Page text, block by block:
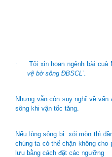
· Tôi xin hoan ngênh bàì cuả
vệ bờ sông ĐBSCL ’.
Nhưng vẫn còn suy nghĩ về
sông khi vận tốc tăng.
Nếu lòng sông bị xói mòn thì
chúng ta có thể chặn không
lưu bằng cách đặt các ngưỡng